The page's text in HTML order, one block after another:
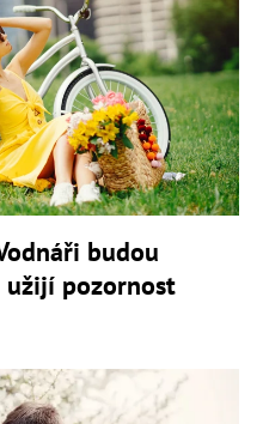
budou
užijí pozornost